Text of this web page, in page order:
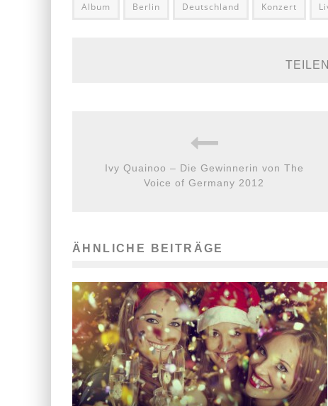
Album Berlin Deutschland Konzert
Ivy Quainoo – Die Gewinnerin von The
Voice of Germany 2012
ÄHNLICHE BEITRÄGE